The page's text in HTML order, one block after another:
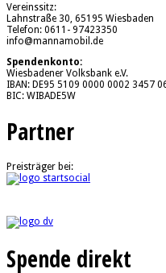
Vereinssitz:
Lahnstraße 30, 65195 Wiesbaden
Telefon: 0611- 97423350
info@mannamobil.de
Spendenkonto:
Wiesbadener Volksbank e.V.
IBAN: DE95 5109 0000 0002 3457
BIC: WIBADE5W
Partner
Preisträger bei:
Spende direkt